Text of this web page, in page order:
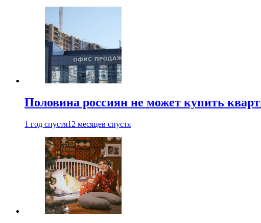
Половина россиян не может купить
1 год спустя12 месяцев спустя